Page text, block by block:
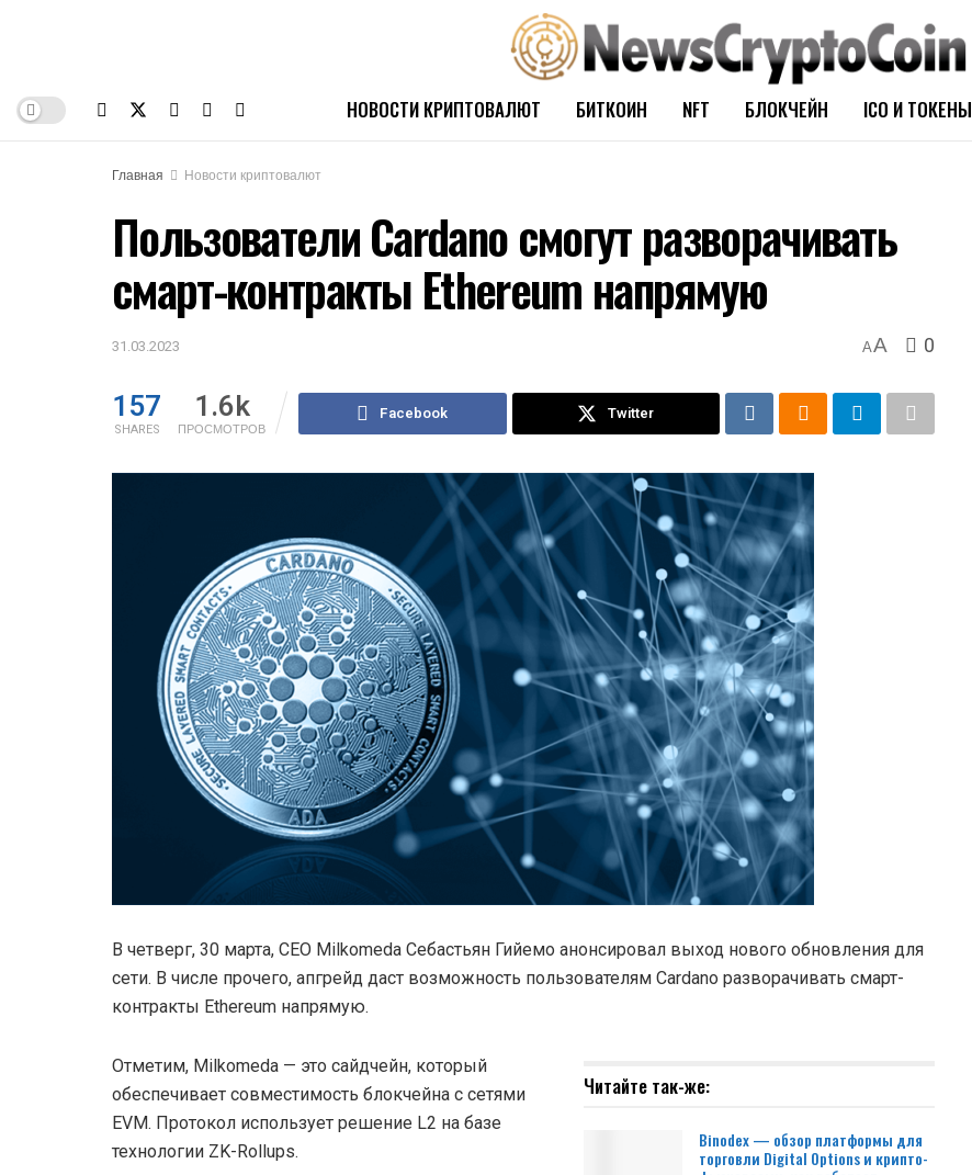
НОВОСТИ КРИПТОВАЛЮТ БИТКОИН NFT БЛОКЧЕЙН ICO И ТОКЕНЫ
Главная
Новости криптовалют
Пользователи Cardano смогут разворачивать
смарт-контракты Ethereum напрямую
31.03.2023 AA 0
157
SHARES
1.6k
ПРОСМОТРОВ
Facebook Twitter
В четверг, 30 марта, CEO Milkomeda Себастьян Гийемо анонсировал выход нового обновления для
сети. В числе прочего, апгрейд даст возможность пользователям Cardano разворачивать смарт-
контракты Ethereum напрямую.
Читайте так-же:
Binodex — обзор платформы для
торговли Digital Options и крипто-
Отметим, Milkomeda — это сайдчейн, который
обеспечивает совместимость блокчейна с сетями
EVM. Протокол использует решение L2 на базе
технологии ZK-Rollups.